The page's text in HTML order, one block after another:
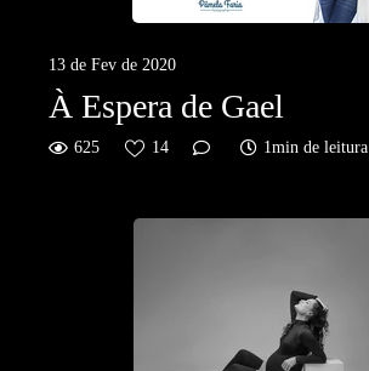
13 de Fev de 2020
À Espera de Gael
625 14 1min de leitura